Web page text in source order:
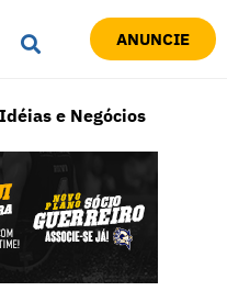
ANUNCIE
Idéias e Negócios